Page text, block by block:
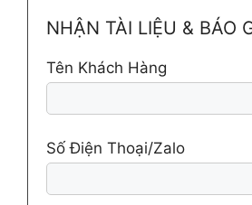
NHẬN TÀI LIỆU & BÁO
Tên Khách Hàng
Số Điện Thoại/Zalo